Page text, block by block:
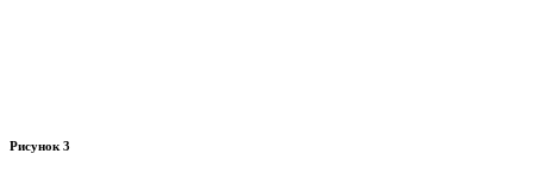
Рисунок 3